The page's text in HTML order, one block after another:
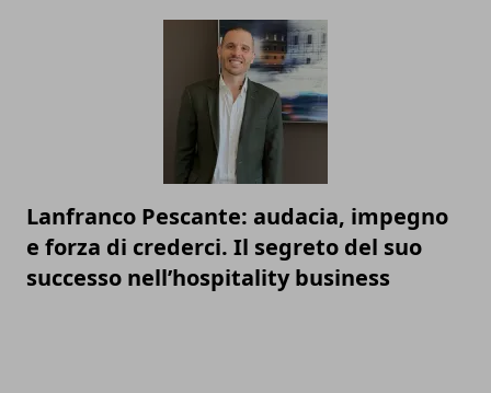
Lanfranco Pescante: audacia, impegno
e forza di crederci. Il segreto del suo
successo nell’hospitality business